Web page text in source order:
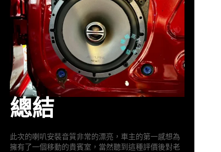
總結
此次的喇叭安裝音質非常的漂亮，車主的第一感想為
擁有了一個移動的貴賓室，當然聽到這種評價後對老